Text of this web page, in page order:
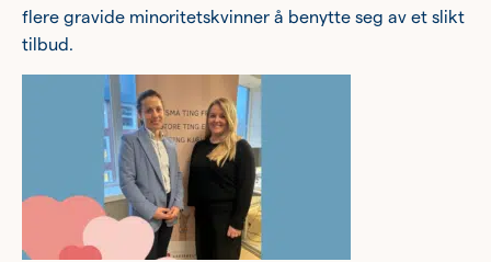
flere gravide minoritetskvinner å benytte seg av et slikt
tilbud.